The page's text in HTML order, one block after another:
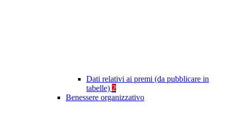
Dati relativi ai premi (da pubblicare in
tabelle) 2
Benessere organizzativo